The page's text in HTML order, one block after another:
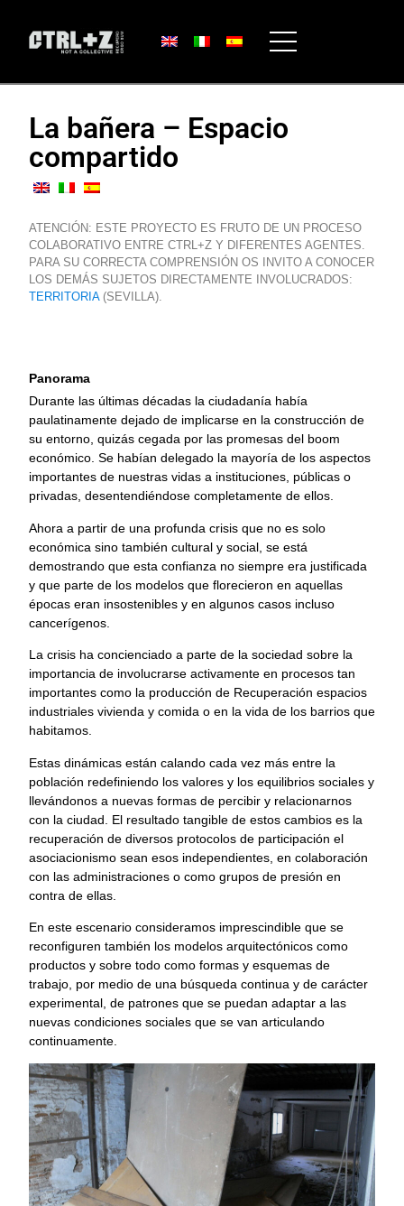
La bañera – Espacio
compartido
ATENCIÓN: ESTE PROYECTO ES FRUTO DE UN PROCESO
COLABORATIVO ENTRE CTRL+Z Y DIFERENTES AGENTES.
PARA SU CORRECTA COMPRENSIÓN OS INVITO A CONOCER
LOS DEMÁS SUJETOS DIRECTAMENTE INVOLUCRADOS:
TERRITORIA(SEVILLA).
Panorama
Durante las últimas décadas la ciudadanía había
paulatinamente dejado de implicarse en la construcción de
su entorno, quizás cegada por las promesas del boom
económico. Se habían delegado la mayoría de los aspectos
importantes de nuestras vidas a instituciones, públicas o
privadas, desentendiéndose completamente de ellos.
Ahora a partir de una profunda crisis que no es solo
económica sino también cultural y social, se está
demostrando que esta confianza no siempre era justificada
y que parte de los modelos que florecieron en aquellas
épocas eran insostenibles y en algunos casos incluso
cancerígenos.
La crisis ha concienciado a parte de la sociedad sobre la
importancia de involucrarse activamente en procesos tan
importantes como la producción de Recuperación espacios
industriales vivienda y comida o en la vida de los barrios que
habitamos.
Estas dinámicas están calando cada vez más entre la
población redefiniendo los valores y los equilibrios sociales y
llevándonos a nuevas formas de percibir y relacionarnos
con la ciudad. El resultado tangible de estos cambios es la
recuperación de diversos protocolos de participación el
asociacionismo sean esos independientes, en colaboración
con las administraciones o como grupos de presión en
contra de ellas.
En este escenario consideramos imprescindible que se
reconfiguren también los modelos arquitectónicos como
productos y sobre todo como formas y esquemas de
trabajo, por medio de una búsqueda continua y de carácter
experimental, de patrones que se puedan adaptar a las
nuevas condiciones sociales que se van articulando
continuamente.